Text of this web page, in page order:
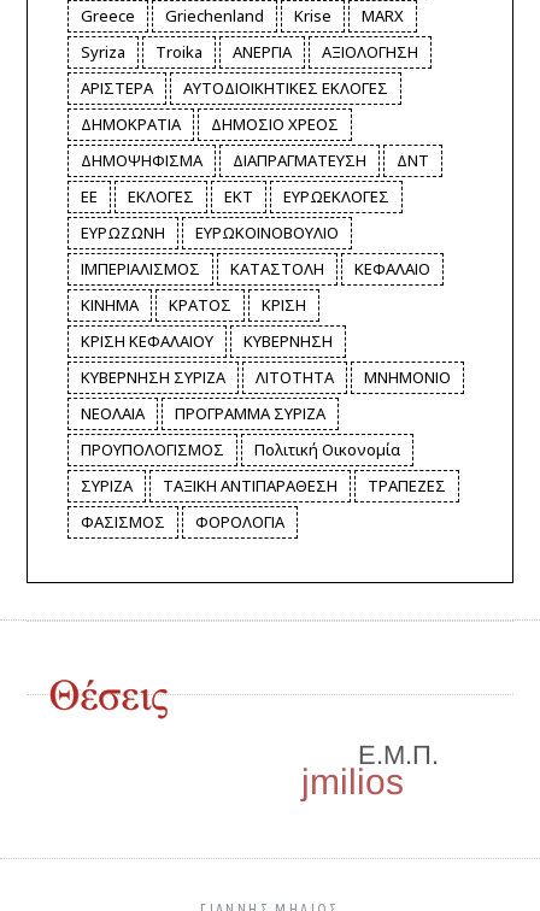
Greece
Griechenland Krise
MARX
Syriza
Troika ΑΝΕΡΓΙΑ
ΑΞΙΟΛΟΓΗΣΗ
ΑΡΙΣΤΕΡΑ
ΑΥΤΟΔΙΟΙΚΗΤΙΚΕΣ ΕΚΛΟΓΕΣ
ΔΗΜΟΚΡΑΤΙΑ
ΔΗΜΟΣΙΟ ΧΡΕΟΣ
ΔΗΜΟΨΗΦΙΣΜΑ
ΔΙΑΠΡΑΓΜΑΤΕΥΣΗ
ΔΝΤ
ΕΕ
ΕΚΛΟΓΕΣ ΕΚΤ
ΕΥΡΩΕΚΛΟΓΕΣ
ΕΥΡΩΖΩΝΗ
ΕΥΡΩΚΟΙΝΟΒΟΥΛΙΟ
ΙΜΠΕΡΙΑΛΙΣΜΟΣ
ΚΑΤΑΣΤΟΛΗ
ΚΕΦΑΛΑΙΟ
ΚΙΝΗΜΑ
ΚΡΑΤΟΣ
ΚΡΙΣΗ
ΚΡΙΣΗ ΚΕΦΑΛΑΙΟΥ
ΚΥΒΕΡΝΗΣΗ
ΚΥΒΕΡΝΗΣΗ ΣΥΡΙΖΑ
ΛΙΤΟΤΗΤΑ
ΜΝΗΜΟΝΙΟ
ΝΕΟΛΑΙΑ
ΠΡΟΓΡΑΜΜΑ ΣΥΡΙΖΑ
ΠΡΟΥΠΟΛΟΓΙΣΜΟΣ
Πολιτική Οικονομία
ΣΥΡΙΖΑ
ΤΑΞΙΚΗ ΑΝΤΙΠΑΡΑΘΕΣΗ
ΤΡΑΠΕΖΕΣ
ΦΑΣΙΣΜΟΣ
ΦΟΡΟΛΟΓΙΑ